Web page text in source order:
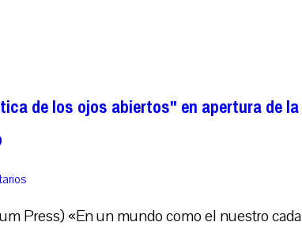
de los ojos abiertos" en apertura de
Press) «En un mundo como el nuestro